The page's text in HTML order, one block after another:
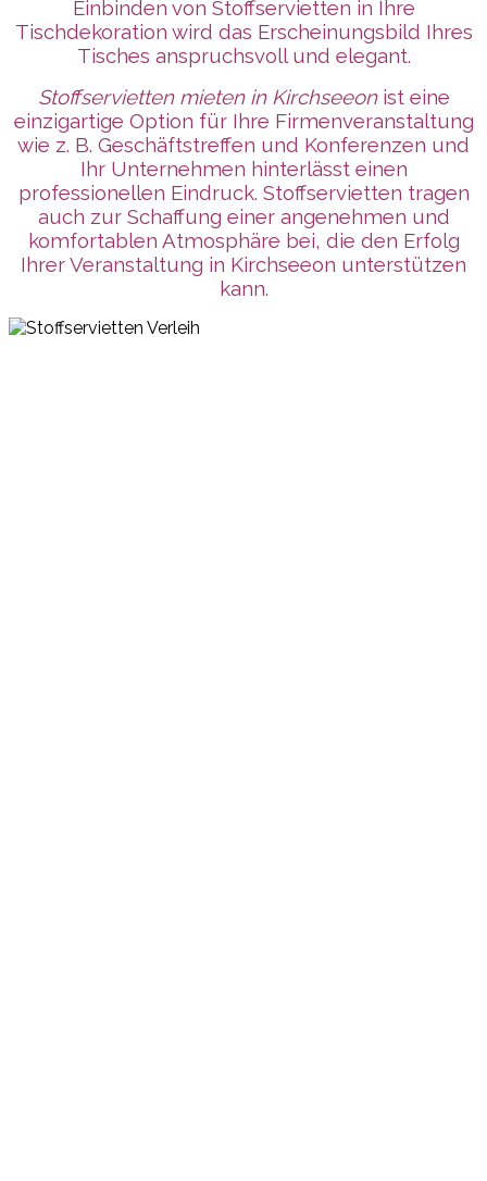
Einbinden von Stoffservietten in Ihre
Tischdekoration wird das Erscheinungsbild Ihres
Tisches anspruchsvoll und elegant.
Stoffservietten mieten in Kirchseeonist eine
einzigartige Option für Ihre Firmenveranstaltung
wie z. B. Geschäftstreffen und Konferenzen und
Ihr Unternehmen hinterlässt einen
professionellen Eindruck. Stoffservietten tragen
auch zur Schaffung einer angenehmen und
komfortablen Atmosphäre bei, die den Erfolg
Ihrer Veranstaltung in Kirchseeon unterstützen
kann.